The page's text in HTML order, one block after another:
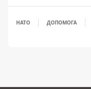
НАТО ДОПОМОГА